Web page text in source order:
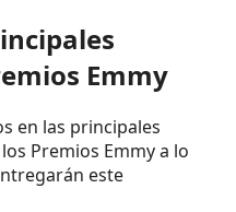
Emmy
en las principales
Premios Emmy a lo
este